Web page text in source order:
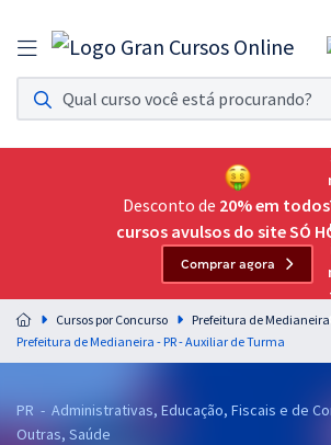
Assinatura Ilimitada 11
Acesso a todos os cursos. Teste grátis por 7 dias!
Assinatura OAB Até Passar
Acesso ilimitado a toda preparação para o Exame da
Residências Multiprofissionais
Preparação completa e intensiva para as principais
residências em saúde do Brasil
Assinatura Ilimitada
Desconto de 20% em
cursos avulsos do site SÓ
Comprar agora
Cursos por Concurso
Prefeitura de Medianeira
Prefeitura de Medianeira - PR - Auxiliar de Turma
PR - Administrativas, Educação, Fiscais e de
Outras, Saúde